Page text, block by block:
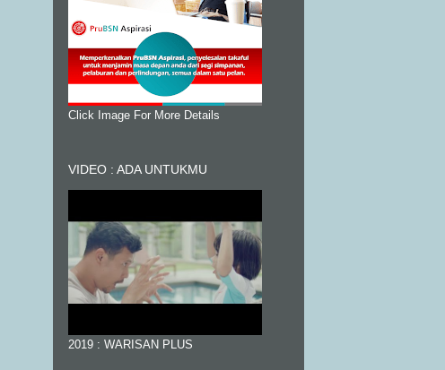
Click Image For More Details
VIDEO : ADA UNTUKMU
2019 : WARISAN PLUS